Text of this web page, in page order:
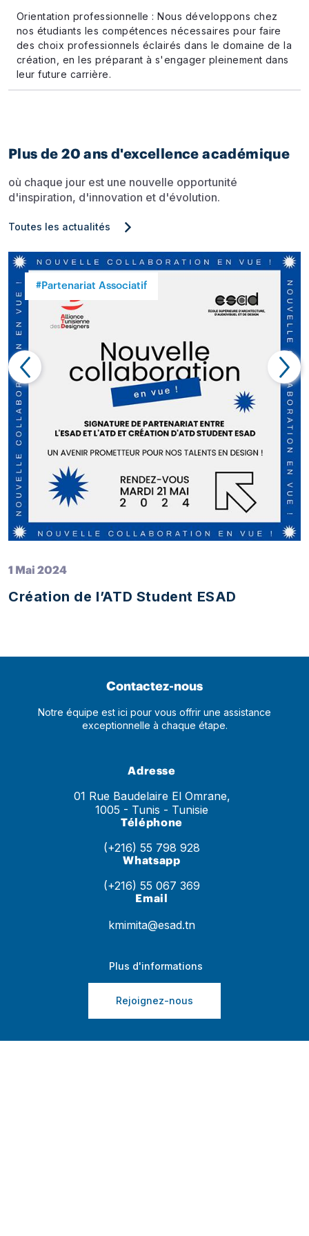
Orientation professionnelle : Nous développons chez
nos étudiants les compétences nécessaires pour faire
des choix professionnels éclairés dans le domaine de la
création, en les préparant à s'engager pleinement dans
leur future carrière.
Plus de 20 ans d'excellence académique
où chaque jour est une nouvelle opportunité
d'inspiration, d'innovation et d'évolution.
Toutes les actualités
#Partenariat Associatif
1 Mai 2024
Création de l’ATD Student ESAD
Contactez-nous
Notre équipe est ici pour vous offrir une assistance
exceptionnelle à chaque étape.
Adresse
01 Rue Baudelaire El Omrane,
1005 - Tunis - Tunisie
Téléphone
(+216) 55 798 928
Whatsapp
(+216) 55 067 369
Email
kmimita@esad.tn
Plus d'informations
Rejoignez-nous